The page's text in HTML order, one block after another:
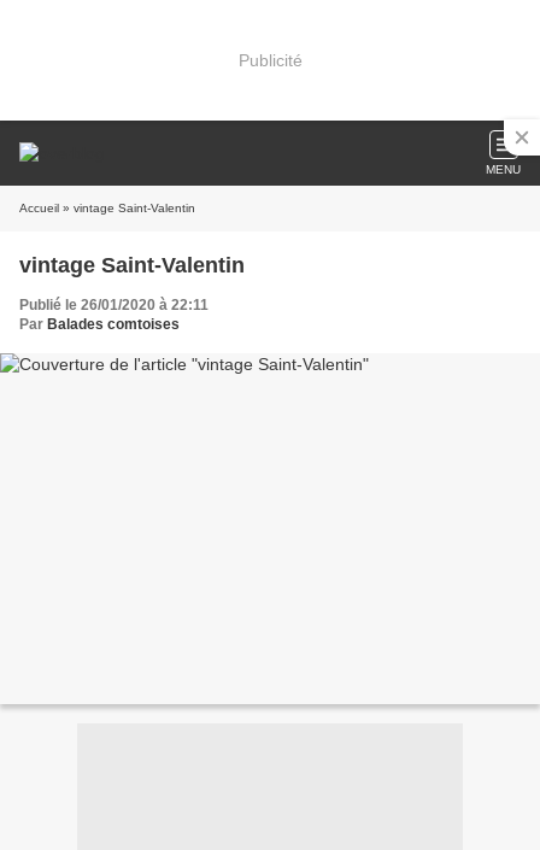
Publicité
MENU
Accueil » vintage Saint-Valentin
vintage Saint-Valentin
Publié le 26/01/2020 à 22:11
Par Balades comtoises